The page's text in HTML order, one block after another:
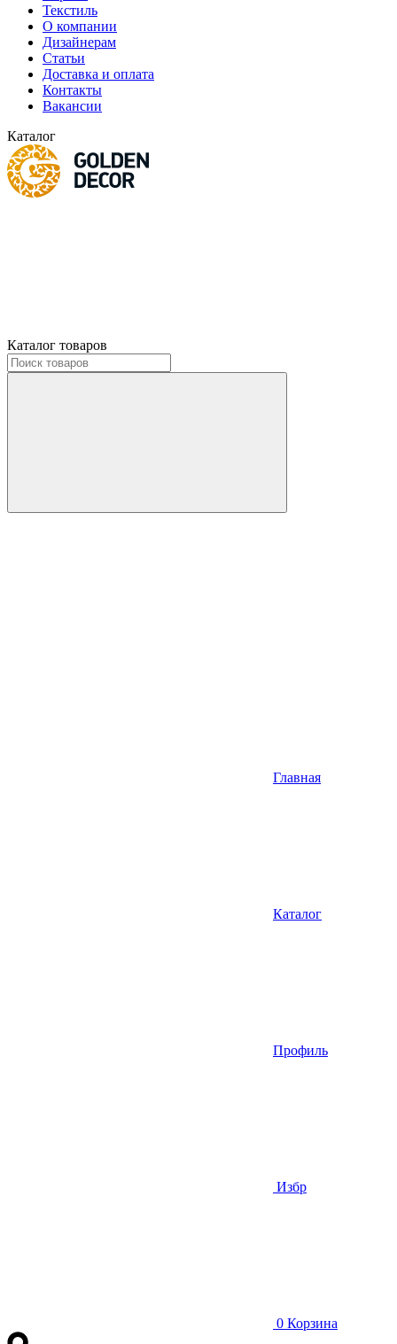
Текстиль
О компании
Дизайнерам
Статьи
Доставка и оплата
Контакты
Вакансии
Каталог
Каталог товаров
Главная
Каталог
Профиль
Избр
0 Корзина